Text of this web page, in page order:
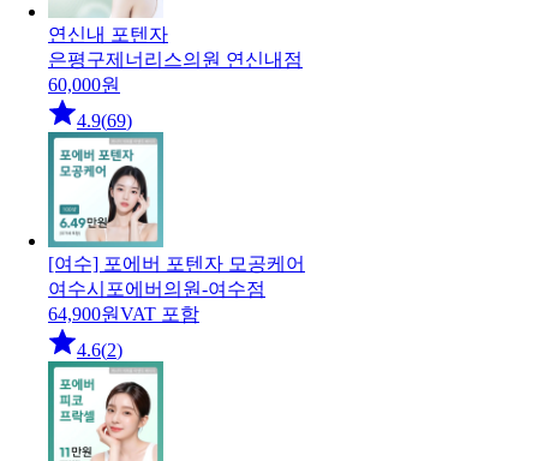
연신내 포텐자
은평구제너리스의원 연신내점
60,000원
4.9(69)
[여수] 포에버 포텐자 모공케어
여수시 포에버의원-여수점
64,900원VAT 포함
4.6(2)